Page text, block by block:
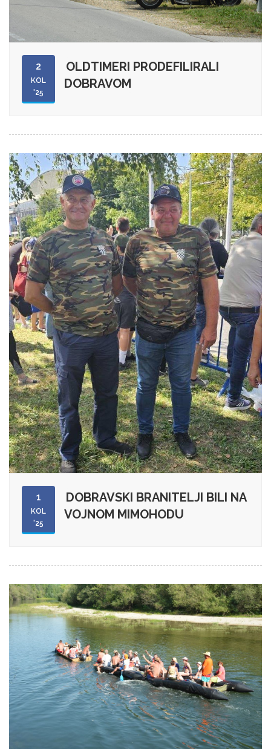
2
KOL
'25
OLDTIMERI PRODEFILIRALI
DOBRAVOM
1
KOL
'25
DOBRAVSKI BRANITELJI BILI NA
VOJNOM MIMOHODU